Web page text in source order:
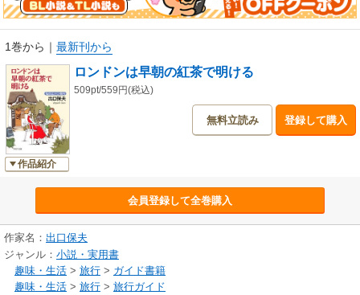
発揮します。日本一のイギリス通といえる著者が贈る、ひと味違うロンド
1巻から ｜ 最新刊から
作品紹介
ロンドンは早朝の紅茶で明ける
509pt/559円(税込)
無料立読み 登録して購入
会員登録して全巻購入
作家名： 出口保夫
ジャンル： 小説・実用書
趣味・生活 > 旅行 > ガイド書籍
趣味・生活 > 旅行 > 旅行ガイド